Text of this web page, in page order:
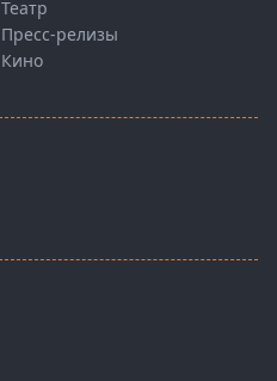
Театр
Пресс-релизы
Кино